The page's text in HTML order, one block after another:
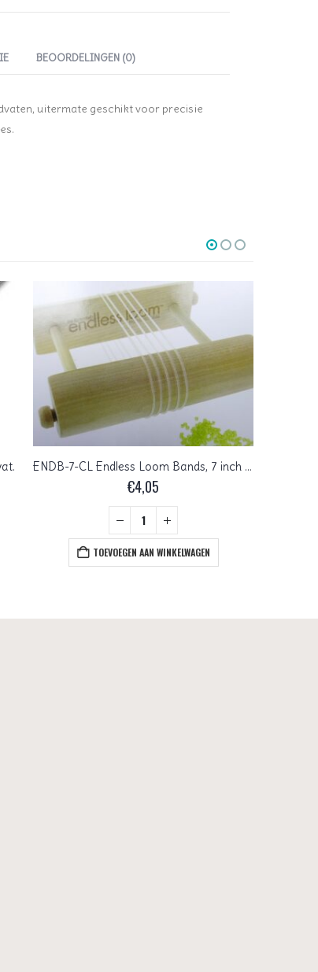
BEOORDELINGEN (0)
uitermate geschikt voor precisie
ENDB-7-CL Endless Loom Bands, 7 inch transparante elastieken voor de Endless Loom 10 Pc.
€4,05
TOEVOEGEN AAN WINKELWAGEN